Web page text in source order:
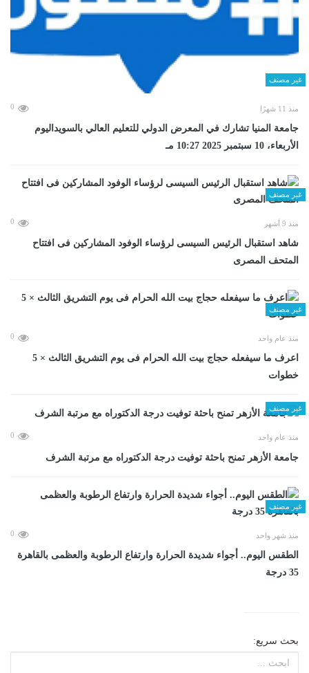
غير مصنف
منذ 11 شهرًا 0
جامعة المنيا تشارك في المعرض الدولي للتعليم العالي بالسويداليوم
الأربعاء، 10 سبتمبر 2025 10:27 مـ
غير مصنف
منذ 9 أشهر 0
شاهد استقبال الرئيس السيسى لرؤساء الوفود المشاركين فى افتتاح
المتحف المصرى
غير مصنف
منذ عام واحد 0
اعرف ما سيفعله حجاج بيت الله الحرام فى يوم التشريق الثالث × 5
خطوات
غير مصنف
منذ عام واحد 0
جامعة الأزهر تمنح باحثة توفيت درجة الدكتوراه مع مرتبة الشرف
غير مصنف
منذ شهر واحد 0
الطقس اليوم.. أجواء شديدة الحرارة وارتفاع الرطوبة والعظمى بالقاهرة
35 درجة
بحث سريع: